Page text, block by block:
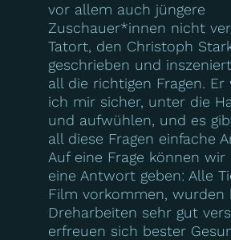
vor allem auch jüngere
Zuschauer*innen nicht
Tatort, den Christoph
geschrieben und
all die richtigen Fragen.
ich mir sicher, unter die
und aufwühlen, und es
all diese Fragen einfache
Auf eine Frage können wir
eine Antwort geben: Alle
Film vorkommen, wurden
Dreharbeiten sehr gut
erfreuen sich bester